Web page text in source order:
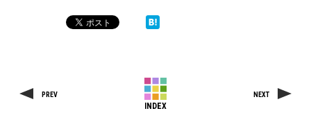
PREV
INDEX
NEXT